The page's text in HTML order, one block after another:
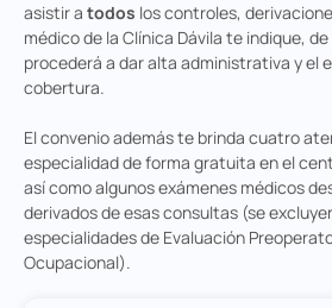
asistir a todos los controles,
médico de la Clínica Dávila te indique,
procederá a dar alta administrativa y el
cobertura.
El convenio además te brinda cuatro
especialidad de forma gratuita en el
así como algunos exámenes médicos
derivados de esas consultas (se
especialidades de Evaluación
Ocupacional).